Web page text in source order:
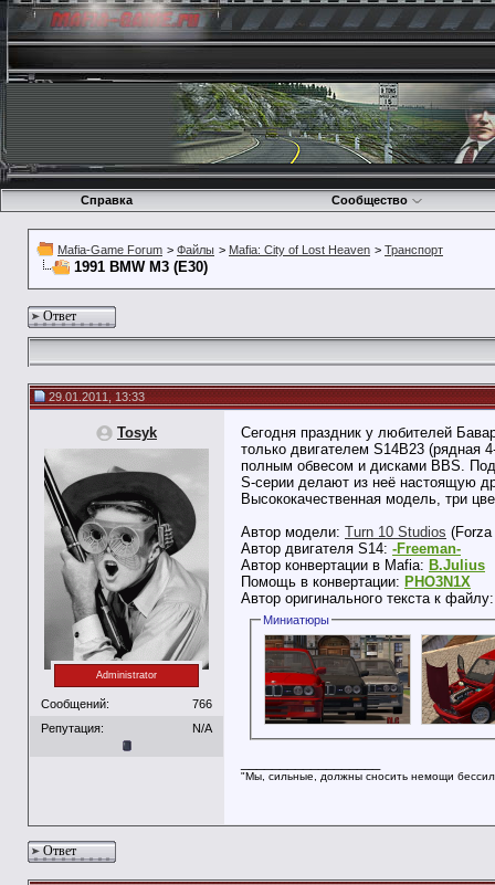
Справка Сообщество
Mafia-Game Forum > Файлы > Mafia: City of Lost Heaven > Транспорт
1991 BMW M3 (E30)
Ответ
29.01.2011, 13:33
Tosyk
Administrator
Сообщений:
766
Репутация:
N/A
Сегодня праздник у любителей
только двигателем S14B23 (рядная
полным обвесом и дисками BBS.
S-серии делают из неё настоящую
Высококачественная модель, три
Автор модели: Turn 10 Studios
Автор двигателя S14: -Freeman-
Автор конвертации в Mafia: B.Julius
Помощь в конвертации: PHO3N1X
Автор оригинального текста к
Миниатюры
"Мы, сильные, должны сносить немощи
Ответ